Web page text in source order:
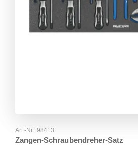
Art.-Nr.: 98413
Zangen-Schraubendreher-Satz